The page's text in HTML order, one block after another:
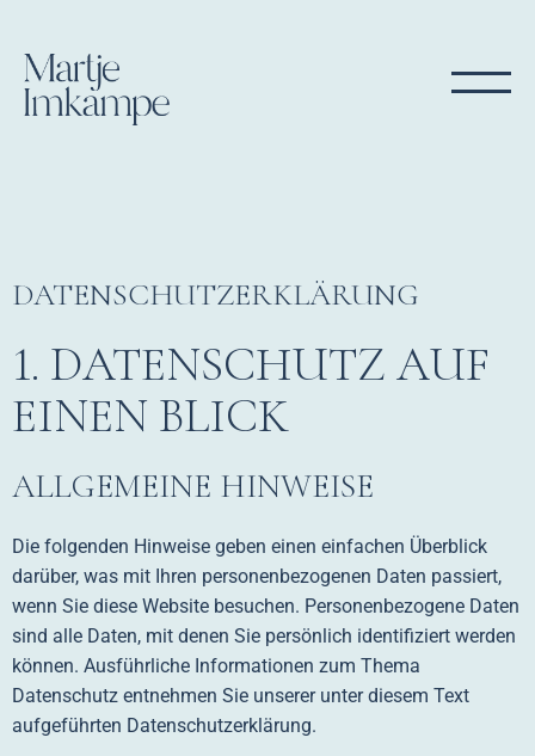
DATENSCHUTZ­ERKLÄRUNG
1. DATENSCHUTZ AUF
EINEN BLICK
ALLGEMEINE HINWEISE
Die folgenden Hinweise geben einen einfachen Überblick
darüber, was mit Ihren personenbezogenen Daten passiert,
wenn Sie diese Website besuchen. Personenbezogene Daten
sind alle Daten, mit denen Sie persönlich identifiziert werden
können. Ausführliche Informationen zum Thema
Datenschutz entnehmen Sie unserer unter diesem Text
aufgeführten Datenschutzerklärung.